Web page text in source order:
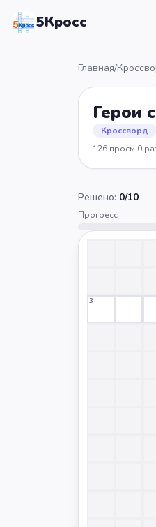
5Кросс
Главная/
Герои
Кроссворд
126 просм.0
Решено: 0/10
Прогресс
3